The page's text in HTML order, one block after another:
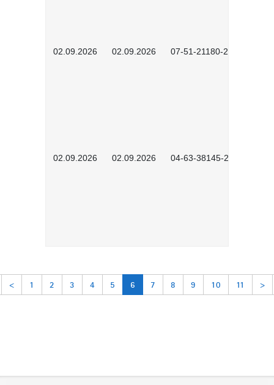
02.09.2026 02.09.2026 07-51-21180-2602
02.09.2026 02.09.2026 04-63-38145-2601
< 1 2 3 4 5 6 7 8 9 10 11 >